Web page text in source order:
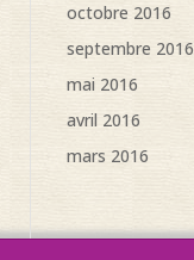
octobre 2016
septembre 2016
mai 2016
avril 2016
mars 2016